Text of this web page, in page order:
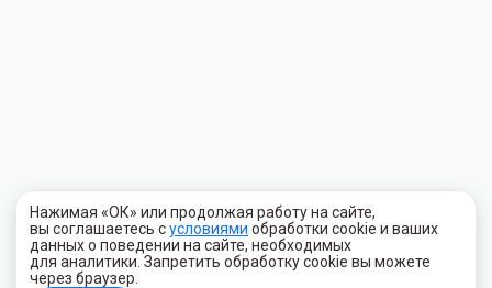
Нажимая «ОК» или продолжая работу на сайте,
вы соглашаетесь сусловиями обработки cookie и ваших
данных о поведении на сайте, необходимых
для аналитики. Запретить обработку cookie вы можете
через браузер.